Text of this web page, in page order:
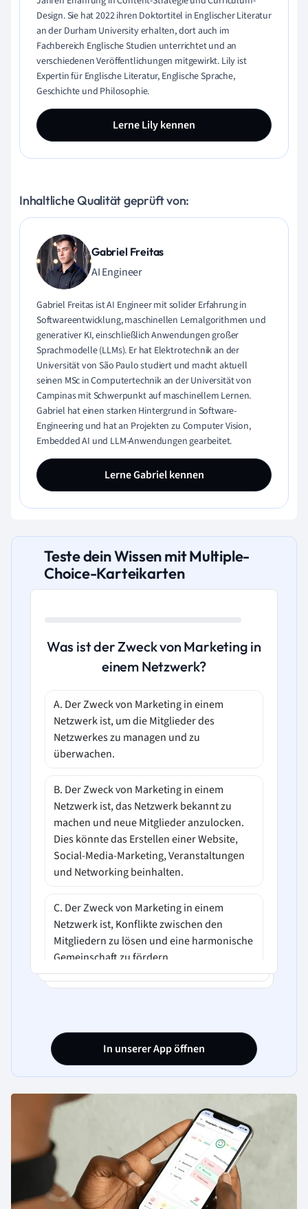
Design. Sie hat 2022 ihren Doktortitel in Englischer Literatur
an der Durham University erhalten, dort auch im
Fachbereich Englische Studien unterrichtet und an
verschiedenen Veröffentlichungen mitgewirkt. Lily ist
Expertin für Englische Literatur, Englische Sprache,
Geschichte und Philosophie.
Lerne Lily kennen
Inhaltliche Qualität geprüft von:
Gabriel Freitas
AI Engineer
Gabriel Freitas ist AI Engineer mit solider Erfahrung in
Softwareentwicklung, maschinellen Lernalgorithmen und
generativer KI, einschließlich Anwendungen großer
Sprachmodelle (LLMs). Er hat Elektrotechnik an der
Universität von São Paulo studiert und macht aktuell
seinen MSc in Computertechnik an der Universität von
Campinas mit Schwerpunkt auf maschinellem Lernen.
Gabriel hat einen starken Hintergrund in Software-
Engineering und hat an Projekten zu Computer Vision,
Embedded AI und LLM-Anwendungen gearbeitet.
Lerne Gabriel kennen
Teste dein Wissen mit Multiple-
Choice-Karteikarten
Was ist der Zweck von Marketing in
einem Netzwerk?
A. Der Zweck von Marketing in einem
Netzwerk ist, um die Mitglieder des
Netzwerkes zu managen und zu
überwachen.
B. Der Zweck von Marketing in einem
Netzwerk ist, das Netzwerk bekannt zu
machen und neue Mitglieder anzulocken.
Dies könnte das Erstellen einer Website,
Social-Media-Marketing, Veranstaltungen
und Networking beinhalten.
C. Der Zweck von Marketing in einem
Netzwerk ist, Konflikte zwischen den
Mitgliedern zu lösen und eine harmonische
Gemeinschaft zu fördern.
D. Der Zweck von Marketing in einem
erfüllen.
In unserer App öffnen